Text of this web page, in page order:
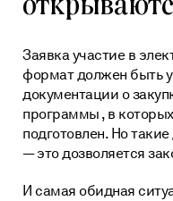
Заявка участие в
формат должен быть
документации о
программы , в
подготовлен. Но
— это дозволяется
И самая обидная